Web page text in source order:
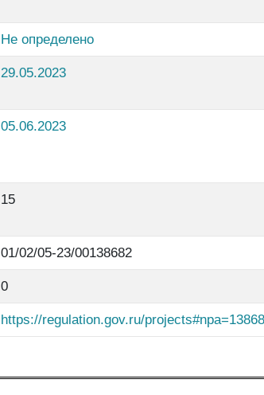
Не определено
29.05.2023
05.06.2023
15
01/02/05-23/00138682
0
https://regulation.gov.ru/